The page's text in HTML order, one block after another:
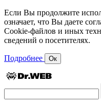
Если Вы продолжите
означает, что Вы даете
Cookie-файлов и иных
сведений о посетителях.
Подробнее Ок